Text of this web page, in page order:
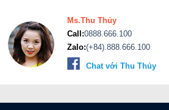
Ms.Thu Thủy
Call:0888.666.100
Zalo:(+84).888.666.100
Chat với Thu Thủy